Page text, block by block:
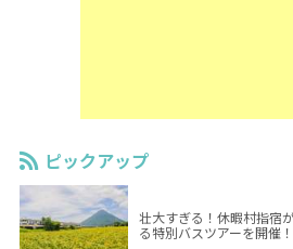
ピックアップ
壮大すぎる！休暇村指宿
る特別バスツアーを開催！